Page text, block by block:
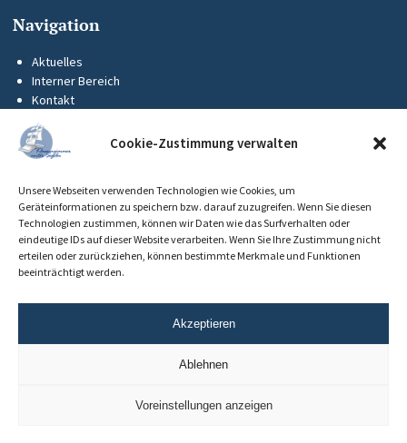
Cookie-Zustimmung verwalten
Unsere Webseiten verwenden Technologien wie Cookies, um
Geräteinformationen zu speichern bzw. darauf zuzugreifen. Wenn Sie diesen
Technologien zustimmen, können wir Daten wie das Surfverhalten oder
eindeutige IDs auf dieser Website verarbeiten. Wenn Sie Ihre Zustimmung nicht
erteilen oder zurückziehen, können bestimmte Merkmale und Funktionen
beeinträchtigt werden.
Akzeptieren
Ablehnen
Voreinstellungen anzeigen
Navigation
Aktuelles
Interner Bereich
Kontakt
KUS-Flyer
Impressum
Datenschutz
Cookie-Richtlinie (EU)